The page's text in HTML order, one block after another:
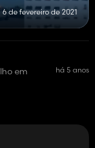
6 de fevereiro de 2021
em
há 5 anos